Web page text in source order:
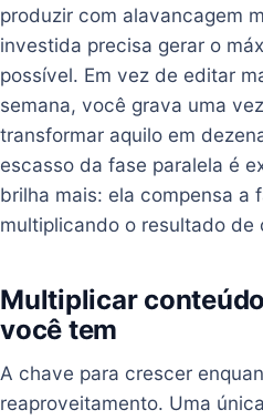
produzir com alavancagem
investida precisa gerar o
possível. Em vez de editar
semana, você grava uma
transformar aquilo em
escasso da fase paralela é
brilha mais: ela compensa a
multiplicando o resultado de
Multiplicar
você tem
A chave para crescer
reaproveitamento. Uma